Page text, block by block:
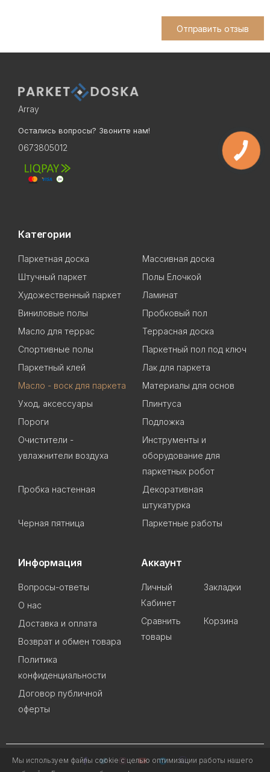
Отправить отзыв
Array
Остались вопросы? Звоните нам!
0673805012
Категории
Паркетная доска
Массивная доска
Штучный паркет
Полы Елочкой
Художественный паркет
Ламинат
Виниловые полы
Пробковый пол
Масло для террас
Террасная доска
Спортивные полы
Паркетный пол под ключ
Паркетный клей
Лак для паркета
Масло - воск для паркета
Материалы для основ
Уход, аксессуары
Плинтуса
Пороги
Подложка
Очистители -
увлажнители воздуха
Инструменты и
оборудование для
паркетных робот
Пробка настенная
Декоративная
штукатурка
Черная пятница
Паркетные работы
Информация
Вопросы-ответы
О нас
Доставка и оплата
Возврат и обмен товара
Политика
конфиденциальности
Договор публичной
оферты
Аккаунт
Личный
Кабинет
Закладки
Сравнить
товары
Корзина
Мы используем файлы cookie с целью оптимизации работы нашего